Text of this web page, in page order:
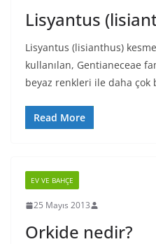
Lisyantus
Lisyantus (lisianthus)
kullanılan, Gentianeceae
beyaz renkleri ile daha çok
Read More
EV VE BAHÇE
25 Mayıs 2013
Orkide nedir?